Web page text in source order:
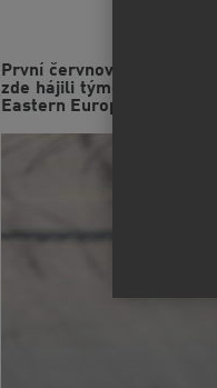
První červnový víkend
zde hájili týmoví jezdci
Eastern Europe nadmíru